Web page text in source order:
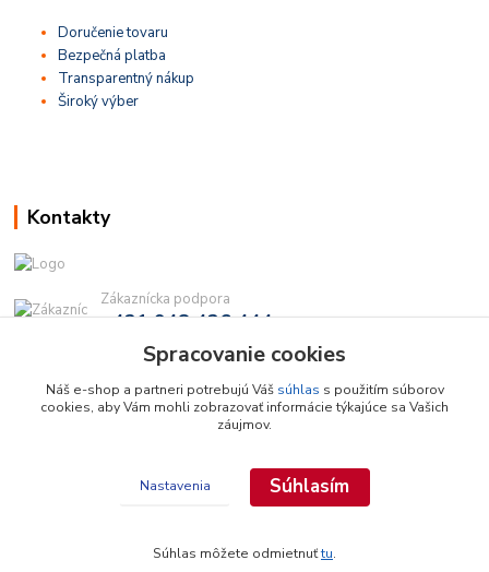
Doručenie tovaru
Bezpečná platba
Transparentný nákup
Široký výber
Kontakty
Zákaznícka podpora
+421 948 436 444
(Po-Pia, 9-16 hod.)
info@najdielna.sk
Copyright © 2026 najdielna.sk
Spracovanie cookies
Náš e-shop a partneri potrebujú Váš súhlas s použitím súborov
cookies, aby Vám mohli zobrazovať informácie týkajúce sa Vašich
záujmov.
Nastavenia Súhlasím
Súhlas môžete odmietnuťtu.